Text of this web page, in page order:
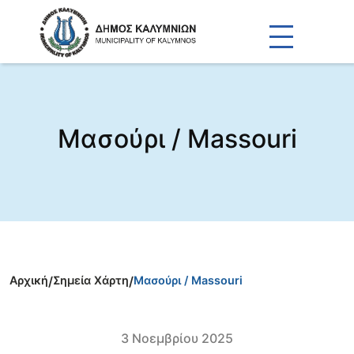
Μασούρι / Massouri
Αρχική/Σημεία Χάρτη/Μασούρι / Massouri
3 Νοεμβρίου 2025